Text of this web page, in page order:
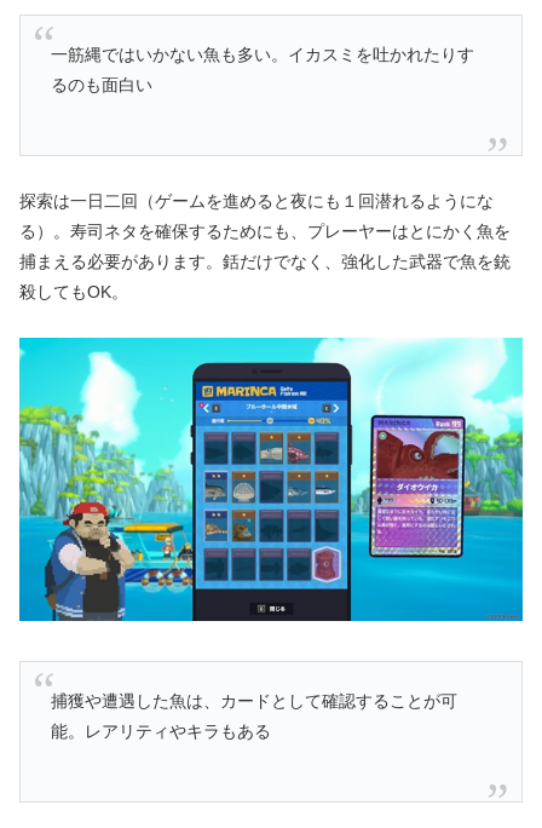
一筋縄ではいかない魚も多い。イカスミを吐かれたりす
るのも面白い
探索は一日二回（ゲームを進めると夜にも１回潜れるようにな
る）。寿司ネタを確保するためにも、プレーヤーはとにかく魚を
捕まえる必要があります。銛だけでなく、強化した武器で魚を銃
殺してもOK。
捕獲や遭遇した魚は、カードとして確認することが可
能。レアリティやキラもある